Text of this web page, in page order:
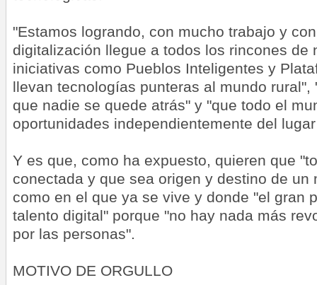
"Estamos logrando, con mucho trabajo y
digitalización llegue a todos los rincones de
iniciativas como Pueblos Inteligentes y
llevan tecnologías punteras al mundo rural",
que nadie se quede atrás" y "que todo el
oportunidades independientemente del
Y es que, como ha expuesto, quieren que
conectada y que sea origen y destino de un
como en el que ya se vive y donde "el gran
talento digital" porque "no hay nada más
por las personas".
MOTIVO DE ORGULLO